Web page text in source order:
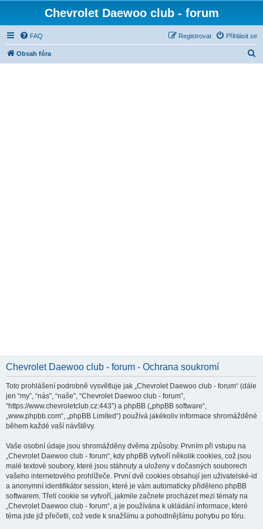
Chevrolet Daewoo club - forum
FAQ Přihlásit se
Registrovat
Obsah fóra
Chevrolet Daewoo club - forum - Ochrana soukromí
Toto prohlášení podrobně vysvětluje jak „Chevrolet Daewoo club - forum“ (dále
jen “my”, “nás”, “naše”, “Chevrolet Daewoo club - forum”,
“https://www.chevroletclub.cz:443”) a phpBB („phpBB software“,
„www.phpbb.com“, „phpBB Limited“) používá jakékoliv informace shromážděné
během každé vaší návštěvy.
Vaše osobní údaje jsou shromážděny dvěma způsoby. Prvním při vstupu na
„Chevrolet Daewoo club - forum“, kdy phpBB vytvoří několik cookies, což jsou
malé textové soubory, které jsou stáhnuty a uloženy v dočasných souborech
vašeho internetového prohlížeče. První dvě cookies obsahují jen uživatelské-id
a anonymní identifikátor session, které je vám automaticky přiděleno phpBB
softwarem. Třetí cookie se vytvoří, jakmile začnete procházet mezi tématy na
„Chevrolet Daewoo club - forum“, a je používána k ukládání informace, které
téma jste již přečetli, což vede k snažšímu a pohodlnějšímu pohybu po fóru.